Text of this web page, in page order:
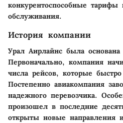
конкурентоспособные
обслуживания.
История компании
Урал Аирлайнс была
Первоначально, компания
числа рейсов, которые
Постепенно авиакомпания
надежного перевозчика.
произошел в последние
открыты новые направления